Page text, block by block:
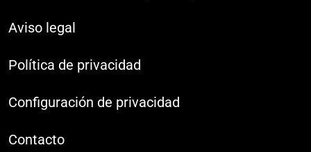
Aviso legal
Política de privacidad
Configuración de privacidad
Contacto